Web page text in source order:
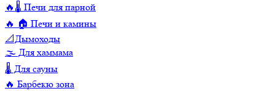
🔥🌡️ Печи для парной
🔥 🏠 Печи и камины
📐Дымоходы
🌫️ Для хаммама
🌡️ Для сауны
🔥 Барбекю зона